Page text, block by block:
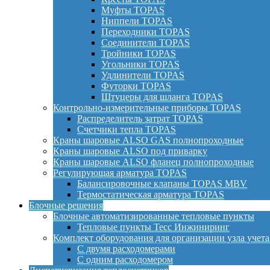
Муфты TOPAS
Ниппели TOPAS
Переходники TOPAS
Соединители TOPAS
Тройники TOPAS
Угольники TOPAS
Удлинители TOPAS
Футорки TOPAS
Штуцеры для шланга TOPAS
Контрольно-измерительные приборы TOPAS
Распределитель затрат TOPAS
Счетчики тепла TOPAS
Краны шаровые ALSO GAS полнопроходные
Краны шаровые ALSO под приварку
Краны шаровые ALSO фланец полнопроходные
Регулирующая арматура TOPAS
Балансировочные клапаны TOPAS MBV
Термостатическая арматура TOPAS
Блочные решения
Блочные автоматизированные тепловые пункты
Тепловые пункты Тесс Инжиниринг
Комплект оборудования для организации узла
С двумя расходомерами
С одним расходомером